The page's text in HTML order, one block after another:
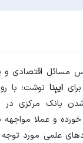
مسائل اقتصادی و
ایبِنا نوشت: با
بانک مرکزی در
و عملا مواجهه
علمی مورد توجه